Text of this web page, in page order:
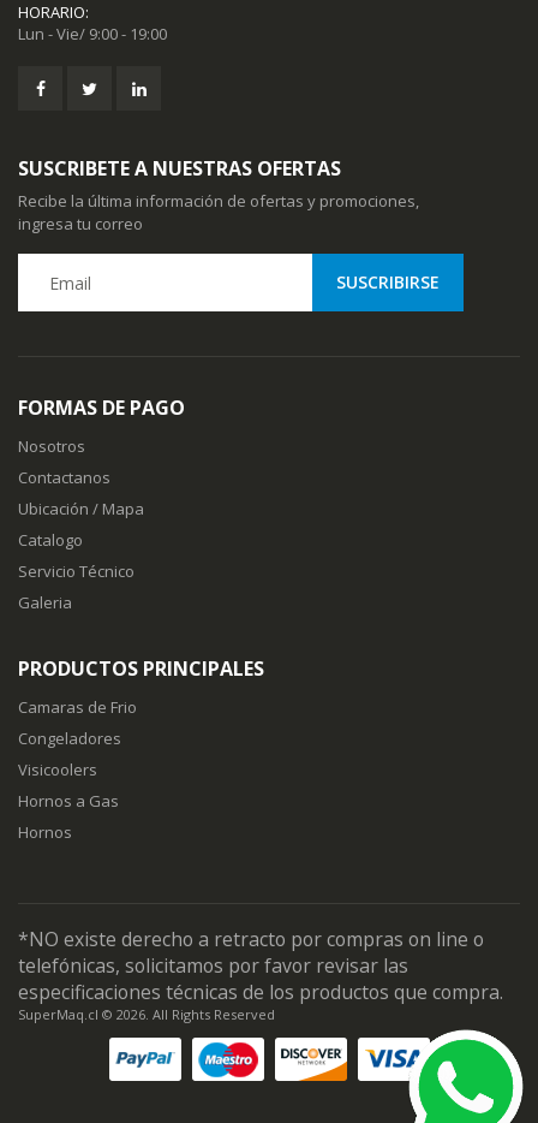
HORARIO:
Lun - Vie/ 9:00 - 19:00
SUSCRIBETE A NUESTRAS OFERTAS
Recibe la última información de ofertas y promociones,
ingresa tu correo
FORMAS DE PAGO
Nosotros
Contactanos
Ubicación / Mapa
Catalogo
Servicio Técnico
Galeria
PRODUCTOS PRINCIPALES
Camaras de Frio
Congeladores
Visicoolers
Hornos a Gas
Hornos
*NO existe derecho a retracto por compras on line o
telefónicas, solicitamos por favor revisar las
especificaciones técnicas de los productos que compra.
SuperMaq.cl © 2026. All Rights Reserved